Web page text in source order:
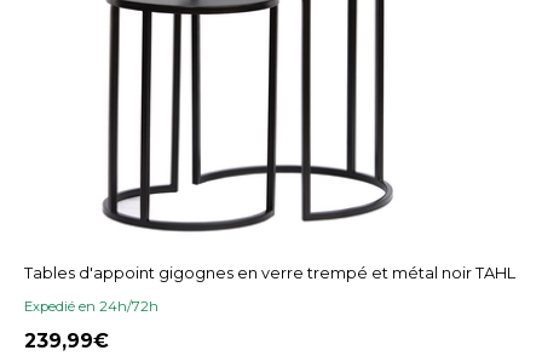
Tables d'appoint gigognes en verre trempé et métal noir TAHL
Expedié en 24h/72h
239,99